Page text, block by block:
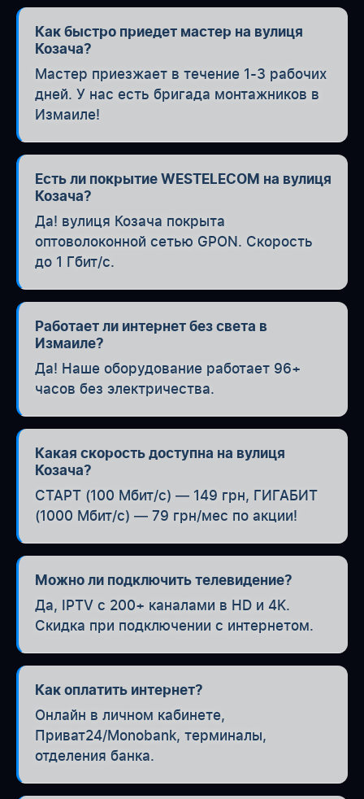
Как быстро приедет мастер на вулиця
Козача?
Мастер приезжает в течение 1-3 рабочих
дней. У нас есть бригада монтажников в
Измаиле!
Есть ли покрытие WESTELECOM на вулиця
Козача?
Да! вулиця Козача покрыта
оптоволоконной сетью GPON. Скорость
до 1 Гбит/с.
Работает ли интернет без света в
Измаиле?
Да! Наше оборудование работает 96+
часов без электричества.
Какая скорость доступна на вулиця
Козача?
СТАРТ (100 Мбит/с) — 149 грн, ГИГАБИТ
(1000 Мбит/с) — 79 грн/мес по акции!
Можно ли подключить телевидение?
Да, IPTV с 200+ каналами в HD и 4K.
Скидка при подключении с интернетом.
Как оплатить интернет?
Онлайн в личном кабинете,
Приват24/Monobank, терминалы,
отделения банка.